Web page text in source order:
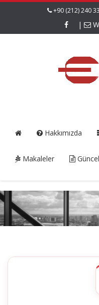
+90 (212) 240
|
Hakkımızda
Makaleler